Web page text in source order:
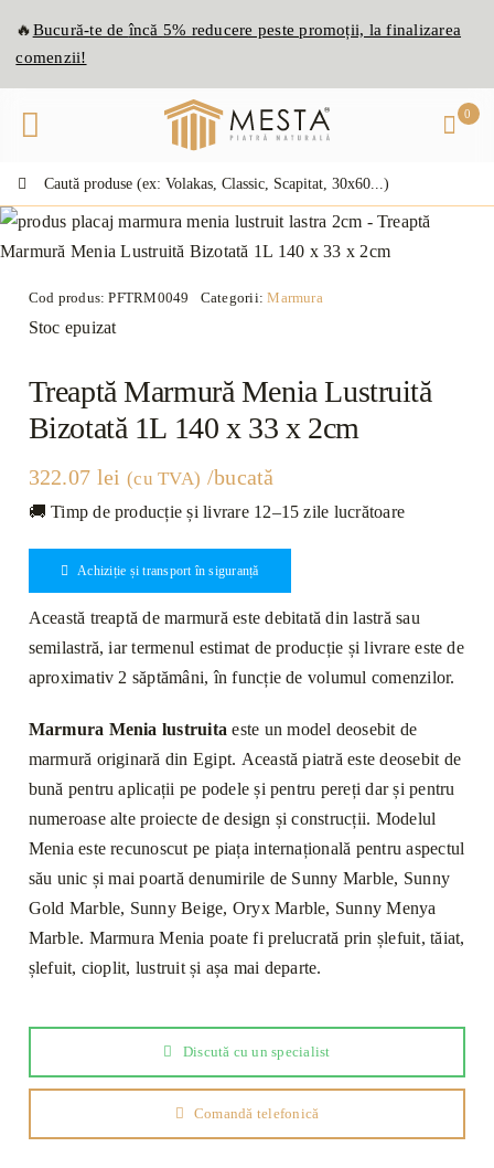
🔥Bucură-te deîncă 5% reducere peste promoții, la finalizarea
comenzii!
0
Cod produs:PFTRM0049 Categorii:Marmura
Stoc epuizat
Treaptă Marmură Menia Lustruită
Bizotată 1L 140 x 33 x 2cm
322.07 lei (cu TVA) /bucată
🚚 Timp de producție și livrare 12–15 zile lucrătoare
Achiziție și transport în siguranță
Această treaptă de marmură este debitată din lastră sau
semilastră, iar termenul estimat de producție și livrare este de
aproximativ 2 săptămâni, în funcție de volumul comenzilor.
Marmura Menia lustruita este un model deosebit de
marmură originară din Egipt. Această piatră este deosebit de
bună pentru aplicații pe podele și pentru pereți dar și pentru
numeroase alte proiecte de design și construcții. Modelul
Menia este recunoscut pe piața internațională pentru aspectul
său unic și mai poartă denumirile de Sunny Marble, Sunny
Gold Marble, Sunny Beige, Oryx Marble, Sunny Menya
Marble. Marmura Menia poate fi prelucrată prin șlefuit, tăiat,
șlefuit, cioplit, lustruit și așa mai departe.
Discută cu un specialist
Comandă telefonică